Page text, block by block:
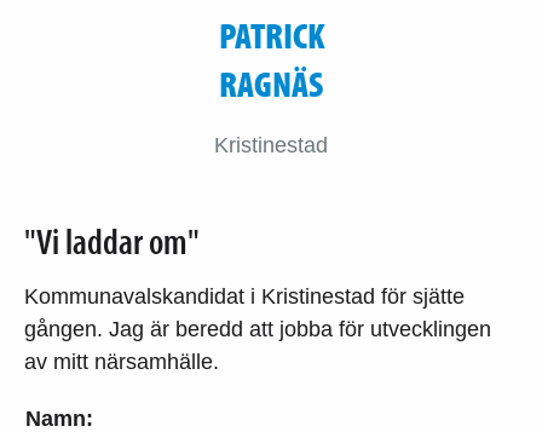
Namn:
PATRICK
RAGNÄS
Kristinestad
"Vi laddar om"
Kommunavalskandidat i Kristinestad för sjätte
gången. Jag är beredd att jobba för utvecklingen
av mitt närsamhälle.